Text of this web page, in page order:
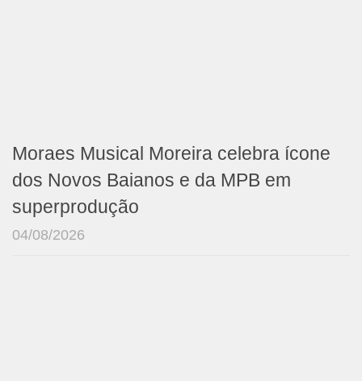
Moraes Musical Moreira celebra ícone
dos Novos Baianos e da MPB em
superprodução
04/08/2026